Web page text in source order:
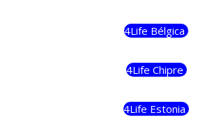
4Life Bélgica
4Life Chipre
4Life Estonia